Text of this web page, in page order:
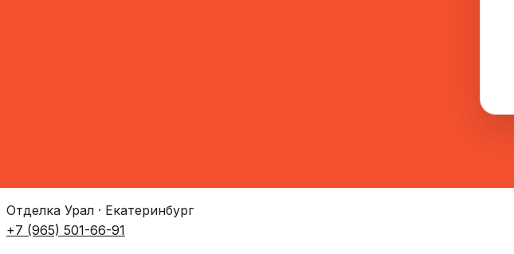
Отделка Урал · Екатеринбург
+7 (965) 501-66-91